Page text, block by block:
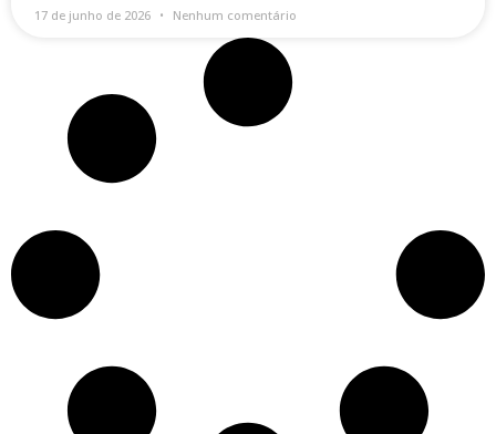
17 de junho de 2026 Nenhum comentário